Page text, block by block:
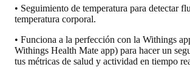
• Seguimiento de temperatura para detectar
temperatura corporal.
• Funciona a la perfección con la Withings
Withings Health Mate app) para hacer un
tus métricas de salud y actividad en tiempo